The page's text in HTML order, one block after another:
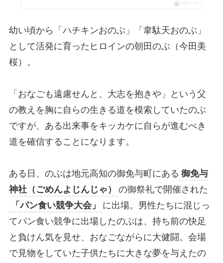
ポチップ
幼い頃から「ハチキンおのぶ」「韋駄天おのぶ」
として活発に育ったヒロインの朝田のぶ（今田美
桜）。
「おなごも遠慮せんと、大志を抱きや」という父
の教えを胸に自らの生きる道を模索していたのぶ
ですが、ある出来事をキッカケに自らが進むべき
道を確信することになります。
ある日、のぶは地元高知の御免与町にある 御免与
神社（ごめんよじんじゃ）
の御祭礼で開催された
「パン食い競争大会」
に出場。男性たちに混じっ
てパン食い競争に出場したのぶは、持ち前の快足
と負けん気を見せ、おなごながらに大健闘。会場
で見物をしていた子供たちに大きな夢を与えたの